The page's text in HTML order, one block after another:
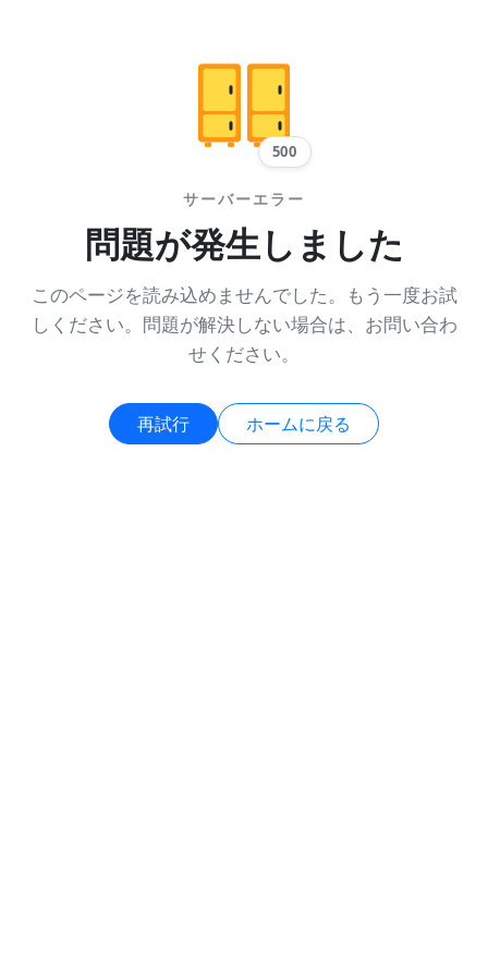
500
サーバーエラー
問題が発生しました
このページを読み込めませんでした。もう一度お試
しください。問題が解決しない場合は、お問い合わ
せください。
再試行 ホームに戻る